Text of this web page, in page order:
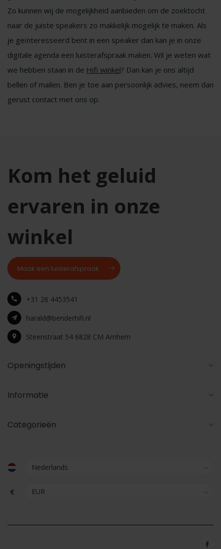
Zo kunnen wij de mogelijkheid aanbieden om de zoektocht
naar de juiste speakers zo makkelijk mogelijk te maken. Als
je geïnteresseerd bent in een speaker dan kan je in onze
digitale agenda een luisterafspraak maken. Wil je weten wat
we hebben staan in de Hifi winkel? Dan kan je ons altijd
bellen of mailen. Ben je toe aan persoonlijk advies, neem dan
gerust contact met ons op.
Kom het geluid
ervaren in onze
winkel
Maak een luisterafspraak
+31 26 4453541
harald@benderhifi.nl
Steenstraat 54 6828 CM Arnhem
Openingstijden
Informatie
Categorieën
€